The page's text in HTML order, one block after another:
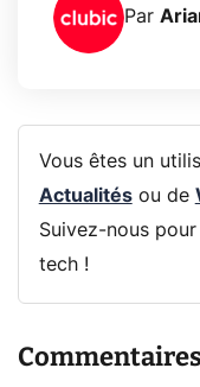
Par
Vous êtes un
Actualitésou de
Suivez-nous
tech !
Commentaires